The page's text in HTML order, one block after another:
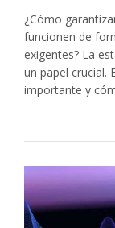
¿Cómo
funcionen de
exigentes? La
un papel crucial.
importante y